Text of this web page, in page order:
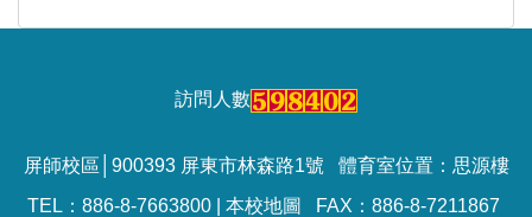
訪問人數
屏師校區│900393 屏東市林森路1號 體育室位置：思源樓
TEL：886-8-7663800 | 本校地圖
FAX：886-8-7211867